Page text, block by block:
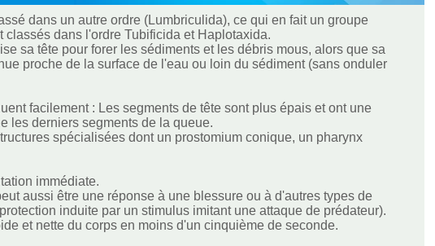
dans un autre ordre (Lumbriculida), ce qui en fait un groupe
dans l'ordre Tubificida et Haplotaxida.
sa tête pour forer les sédiments et les débris mous, alors que sa
proche de la surface de l'eau ou loin du sédiment (sans onduler
facilement : Les segments de tête sont plus épais et ont une
les derniers segments de la queue.
spécialisées dont un prostomium conique, un pharynx
immédiate.
aussi être une réponse à une blessure ou à d'autres types de
induite par un stimulus imitant une attaque de prédateur).
et nette du corps en moins d'un cinquième de seconde.